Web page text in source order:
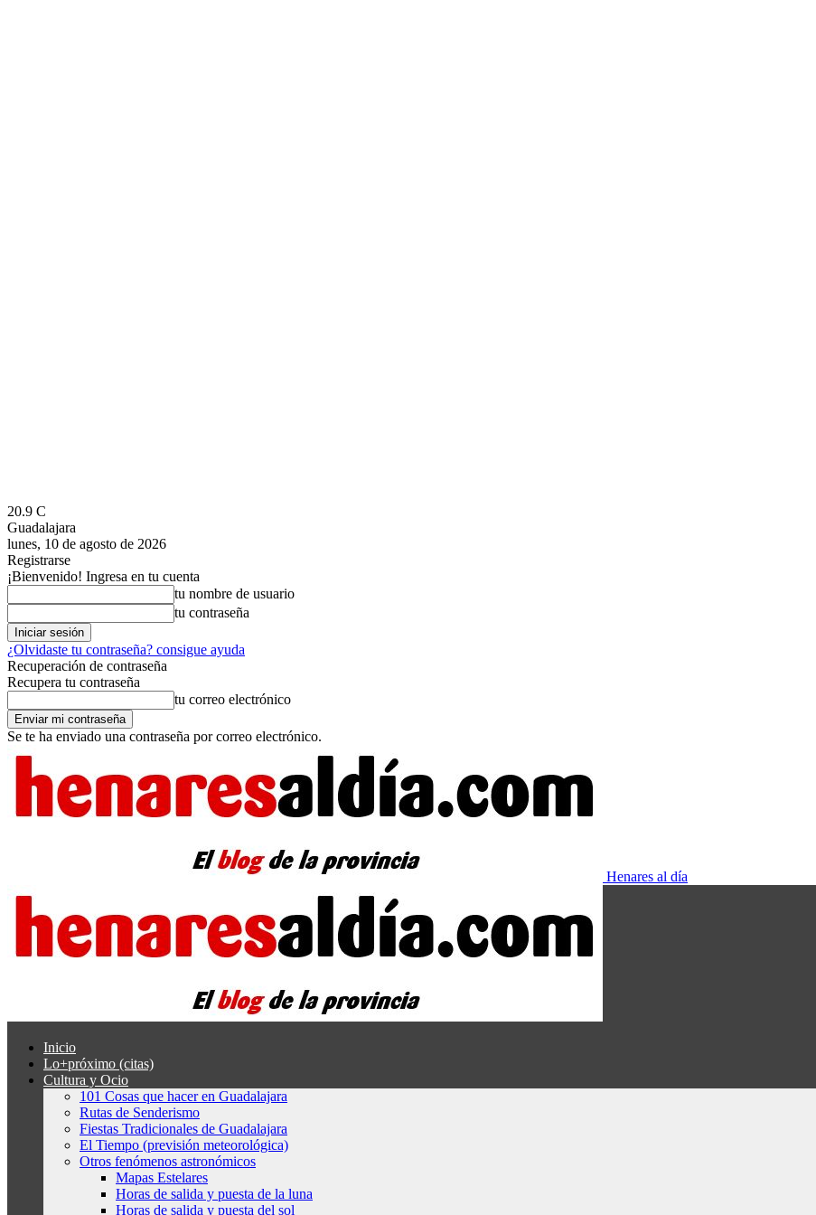
20.9 C
Guadalajara
lunes, 10 de agosto de 2026
Registrarse
¡Bienvenido! Ingresa en tu cuenta
tu nombre de usuario
tu contraseña
¿Olvidaste tu contraseña? consigue ayuda
Recuperación de contraseña
Recupera tu contraseña
tu correo electrónico
Se te ha enviado una contraseña por correo electrónico.
Henares al día
Inicio
Lo+próximo (citas)
Cultura y Ocio
101 Cosas que hacer en Guadalajara
Rutas de Senderismo
Fiestas Tradicionales de Guadalajara
El Tiempo (previsión meteorológica)
Otros fenómenos astronómicos
Mapas Estelares
Horas de salida y puesta de la luna
Horas de salida y puesta del sol